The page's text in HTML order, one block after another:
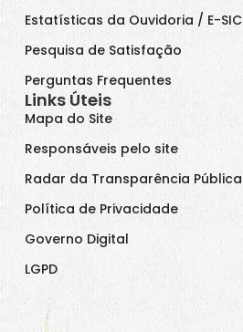
Estatísticas da Ouvidoria / E-SIC
Pesquisa de Satisfação
Perguntas Frequentes
Links Úteis
Mapa do Site
Responsáveis pelo site
Radar da Transparência Pública
Política de Privacidade
Governo Digital
LGPD